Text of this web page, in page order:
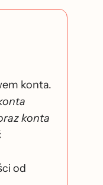
konta.
konta
od